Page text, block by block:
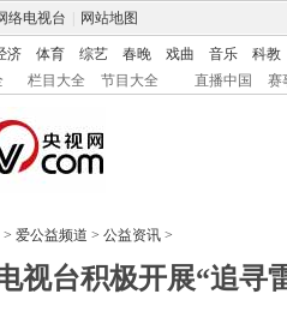
络电视台 网站地图
济 体育 综艺 春晚 戏曲 音乐 科教
栏目大全 节目大全 直播中国 赛
> 爱公益频道 > 公益资讯 >
视台积极开展“追寻